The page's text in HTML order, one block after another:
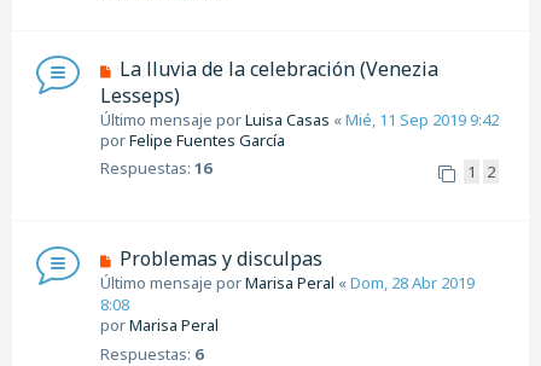
La lluvia de la celebración (Venezia
Lesseps)
Último mensaje porLuisa Casas «Mié, 11 Sep 2019 9:42
porFelipe Fuentes García
Respuestas: 16 1 2
Problemas y disculpas
Último mensaje porMarisa Peral «Dom, 28 Abr 2019
8:08
porMarisa Peral
Respuestas: 6